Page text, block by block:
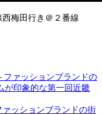
梅田行き＠２番線
ッションブランドの街